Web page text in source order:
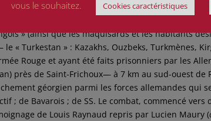
Les FFI occupaient le village lorsque, le 24 au
» (ainsi que les maquisards et les habitants
« Turkestan » : Kazakhs, Ouzbeks, Turkmènes,
Rouge et ayant été faits prisonniers par les
près de Saint-Frichoux— à 7 km au sud-ouest de
géorgien parmi les forces allemandes qui
; de Bavarois ; de SS. Le combat, commencé vers
de Louis Raynaud repris par Lucien Maury (
vous le souhaitez.
Cookies caractéristiques